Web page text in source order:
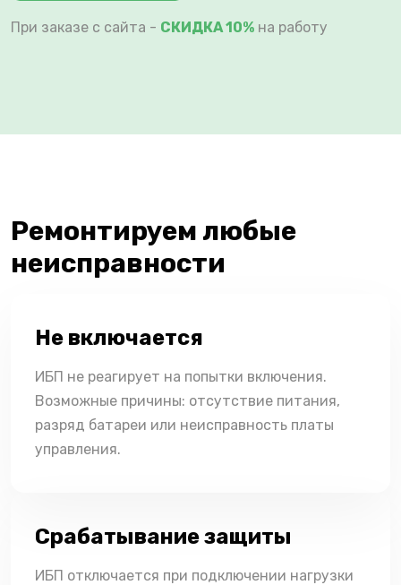
При заказе с сайта - СКИДКА 10% на работу
Ремонтируем любые
неисправности
Не включается
ИБП не реагирует на попытки включения.
Возможные причины: отсутствие питания,
разряд батареи или неисправность платы
управления.
Срабатывание защиты
ИБП отключается при подключении нагрузки